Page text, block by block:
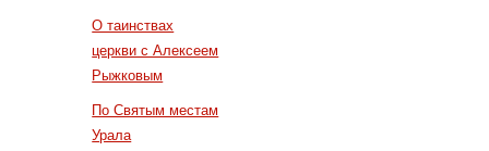
О таинствах
церкви с Алексеем
Рыжковым
По Святым местам
Урала